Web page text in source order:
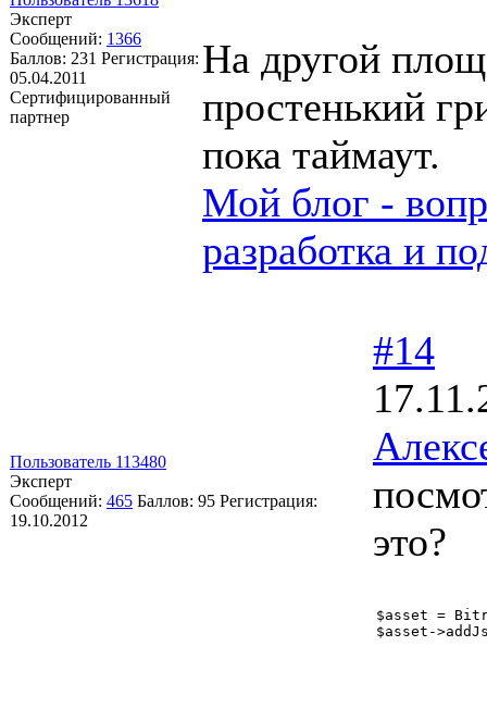
Эксперт
Сообщений: 1366
Баллов: 231 Регистрация:
05.04.2011
Сертифицированный
партнер
На другой
простенький
пока таймаут.
Мой блог -
разработка и
Пользователь 113480
Эксперт
Сообщений: 465 Баллов: 95 Регистрация:
19.10.2012
#14
это?
$asset =
$asset-